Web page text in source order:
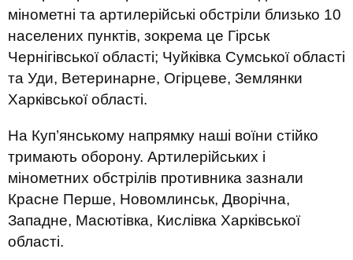
мінометні та артилерійські обстріли близько 10
населених пунктів, зокрема це Гірськ
Чернігівської області; Чуйківка Сумської області
та Уди, Ветеринарне, Огірцеве, Землянки
Харківської області.
На Куп’янському напрямку наші воїни стійко
тримають оборону. Артилерійських і
мінометних обстрілів противника зазнали
Красне Перше, Новомлинськ, Дворічна,
Западне, Масютівка, Кислівка Харківської
області.